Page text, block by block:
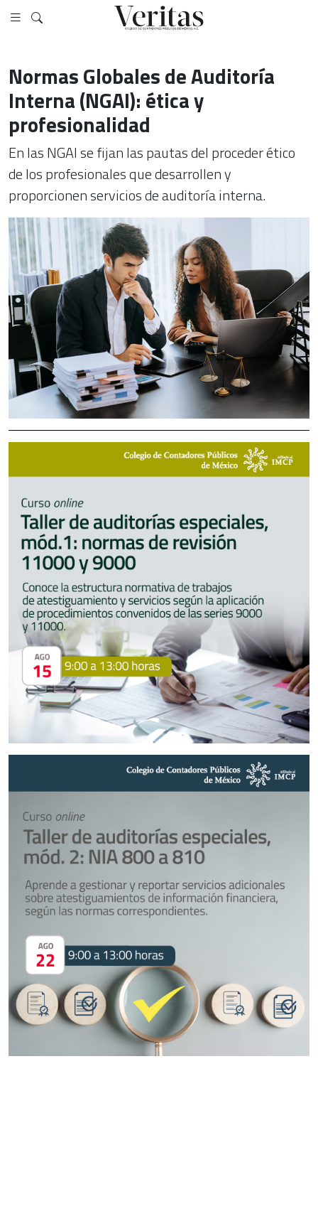
Normas Globales de Auditoría
Interna (NGAI): ética y
profesionalidad
En las NGAI se fijan las pautas del proceder ético
de los profesionales que desarrollen y
proporcionen servicios de auditoría interna.